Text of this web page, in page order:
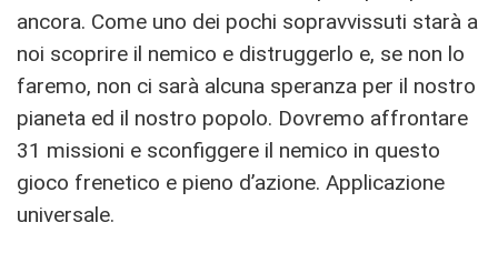
ancora. Come uno dei pochi sopravvissuti starà a
noi scoprire il nemico e distruggerlo e, se non lo
faremo, non ci sarà alcuna speranza per il nostro
pianeta ed il nostro popolo. Dovremo affrontare
31 missioni e sconfiggere il nemico in questo
gioco frenetico e pieno d’azione. Applicazione
universale.